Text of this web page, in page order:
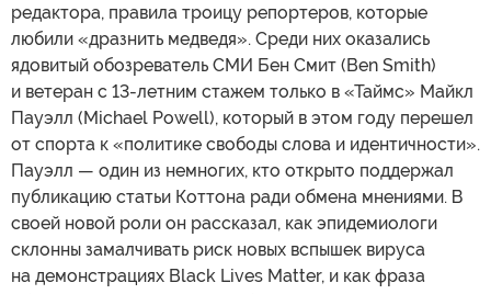
редактора, правила троицу репортеров, которые
любили «дразнить медведя». Среди них оказались
ядовитый обозреватель СМИ Бен Смит (Ben Smith)
и ветеран с 13-летним стажем только в «Таймс» Майкл
Пауэлл (Michael Powell), который в этом году перешел
от спорта к «политике свободы слова и идентичности».
Пауэлл — один из немногих, кто открыто поддержал
публикацию статьи Коттона ради обмена мнениями. В
своей новой роли он рассказал, как эпидемиологи
склонны замалчивать риск новых вспышек вируса
на демонстрациях Black Lives Matter, и как фраза